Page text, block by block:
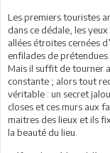
Les premiers touristes
dans ce dédale, les
allées étroites cernées
enfilades de
Mais il suffit de tourner
constante ; alors tout
véritable : un secret
closes et ces murs aux
maitres des lieux et ils
la beauté du lieu.